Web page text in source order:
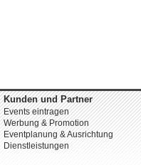
Kunden und Partner
Events eintragen
Werbung & Promotion
Eventplanung & Ausrichtung
Dienstleistungen